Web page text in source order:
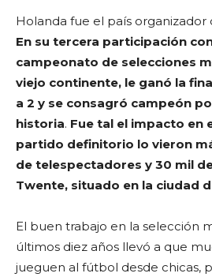
Holanda fue el país organizador
En su tercera participación
campeonato de selecciones
viejo continente, le ganó la
a 2 y se consagró campeón
historia. Fue tal el impacto en
partido definitorio lo vieron
de telespectadores y 30 mil
Twente, situado en la ciudad
El buen trabajo en la selección
últimos diez años llevó a que
jueguen al fútbol desde chicas,